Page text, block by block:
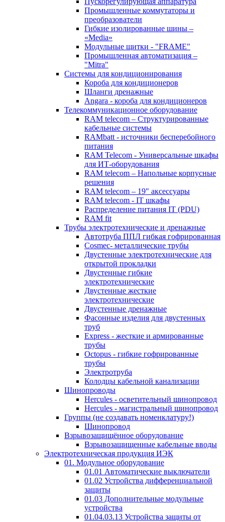
Промышленные коммутаторы и
преобразователи
Гибкие изолированные шины –
«Media»
Модульные щитки - "FRAME"
Промышленная автоматизация –
"Mitra"
Системы для кондиционирования
Короба для кондиционеров
Шланги дренажные
Angara - короба для кондиционеров
Телекоммуникационное оборудование
RAM telecom – Структурированные
кабельные системы
RAMbatt - источники бесперебойного
питания
RAM Telecom - Универсальные шкафы
для ИТ-оборудования
RAM telecom – Напольные корпусные
решения
RAM telecom – 19" аксессуары
RAM telecom - IT шкафы
Распределение питания IT (PDU)
RAM fit
Трубы электротехнические и дренажные
Автотруба ППЛ гибкая гофрированная
Cosmec- металлические трубы
Двустенные электротехнические для
открытой прокладки
Двустенные гибкие
электротехнические
Двустенные жесткие
электротехнические
Двустенные дренажные
Фасонные изделия для двустенных
труб
Express - жесткие и армированные
трубы
Octopus - гибкие гофрированные
трубы
Электротруба
Колодцы кабельной канализации
Шинопроводы
Hercules - осветительный шинопровод
Hercules - магистральный шинопровод
Группы (не создавать номенклатуру!)
Шинопровод
Взрывозащищённое оборудование
Взрывозащищенные кабельные вводы
Электротехническая продукция ИЭК
01. Модульное оборудование
01.01 Автоматические выключатели
01.02 Устройства дифференциальной
защиты
01.03 Дополнительные модульные
устройства
01.04.03.13 Устройства защиты от